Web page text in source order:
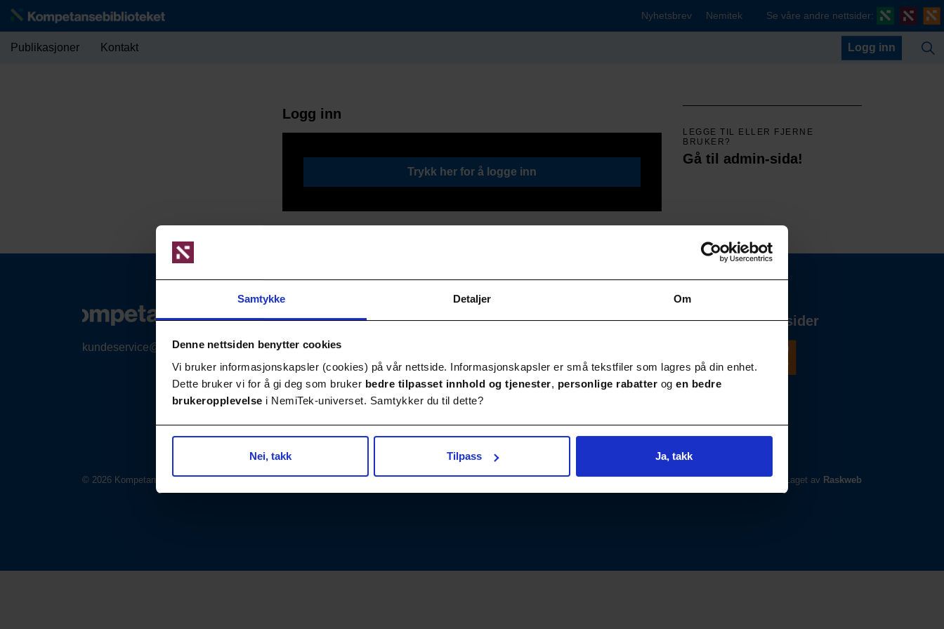
Samtykke Detaljer Om
Denne nettsiden benytter cookies
Vi bruker informasjonskapsler (cookies) på vår nettside. Informasjonskapsler er små tekstfiler som lagres på din enhet.
Dette bruker vi for å gi deg som bruker bedre tilpasset innhold og tjenester, personlige rabatter og en bedre
brukeropplevelse i NemiTek-universet. Samtykker du til dette?
Nei, takk Tilpass Ja, takk
Publikasjoner Kontakt
Nyhetsbrev Nemitek Se våre andre nettsider:
Logg inn
Logg inn
Trykk her for å logge inn
LEGGE TIL ELLER FJERNE
BRUKER?
Gå til admin-sida!
kundeservice@nemitek.no
Søk / Viktige lenker
Publikasjoner Kontakt
Våre andre nettsider
© 2026 Kompetansebiblioteket Laget av Raskweb